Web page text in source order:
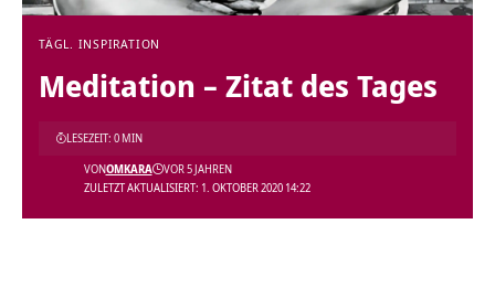
TÄGL. INSPIRATION
Meditation – Zitat des Tages
ZULETZT AKTUALISIERT: 1. OKTOBER 2020 14:22
VONOMKARA VOR 5 JAHREN
LESEZEIT: 0 MIN